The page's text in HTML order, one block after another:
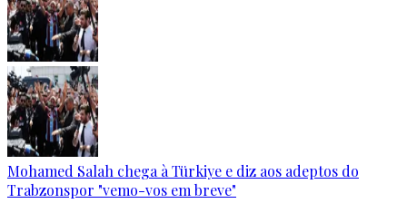
Mohamed Salah chega à Türkiye e diz aos adeptos do
Trabzonspor "vemo-vos em breve"